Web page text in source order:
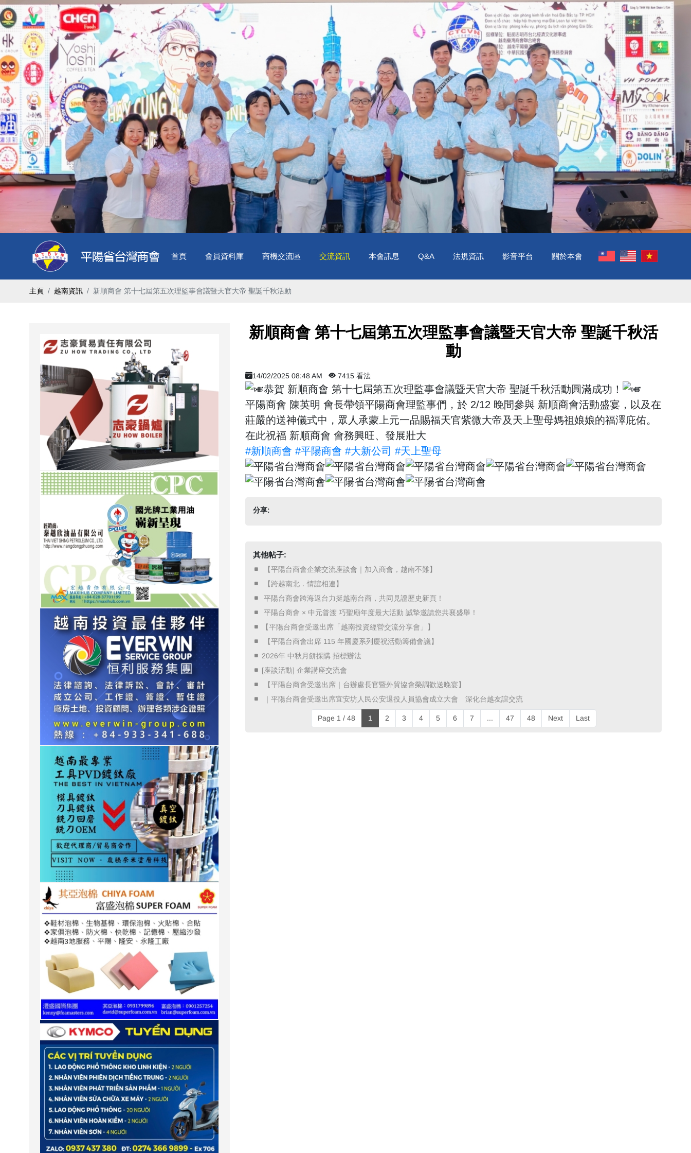
首頁 會員資料庫 商機交流區 交流資訊 本會訊息 Q&A 法規資訊 影音平台 關於本會
主頁 越南資訊 新順商會 第十七屆第五次理監事會議暨天官大帝 聖誕千秋活動
新順商會 第十七屆第五次理監事會議暨天官大帝 聖誕千秋活
動
14/02/2025 08:48 AM 7415 看法
恭賀 新順商會 第十七屆第五次理監事會議暨天官大帝 聖誕千秋活動圓滿成功！
平陽商會 陳英明 會長帶領平陽商會理監事們，於 2/12 晚間參與 新順商會活動盛宴，以及在
莊嚴的送神儀式中，眾人承蒙上元一品賜福天官紫微大帝及天上聖母媽祖娘娘的福澤庇佑。
在此祝福 新順商會 會務興旺、發展壯大
#新順商會 #平陽商會 #大新公司 #天上聖母
分享:
其他帖子:
​ 【平陽台商會企業交流座談會｜加入商會，越南不難】 ​
​ 【跨越南北．情誼相連】 ​
​ 平陽台商會跨海返台力挺越南台商，共同見證歷史新頁！ ​
​ 平陽台商會 × 中元普渡 巧聖廟年度最大活動 誠摯邀請您共襄盛舉！ ​
【平陽台商會受邀出席「越南投資經營交流分享會」】
​ 【平陽台商會出席 115 年國慶系列慶祝活動籌備會議】 ​
2026年 中秋月餅採購 招標辦法
[座談活動] 企業講座交流會
​ 【平陽台商會受邀出席｜台辦處長官暨外貿協會榮調歡送晚宴】 ​
​ ｜平陽台商會受邀出席宜安坊人民公安退役人員協會成立大會 深化台越友誼交流 ​
Page 1 / 48 1 2 3 4 5 6 7 ... 47 48 Next Last